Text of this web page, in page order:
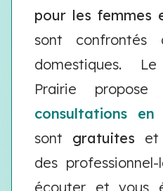
pour les femmes
sont confrontés
domestiques.
Prairie
consultations en
sont gratuites et
des
écouter et vous